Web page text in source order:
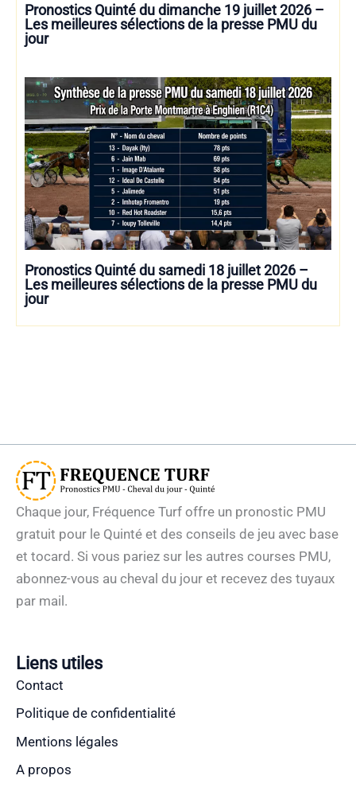
Pronostics Quinté du dimanche 19 juillet 2026 –
Les meilleures sélections de la presse PMU du
jour
Pronostics Quinté du samedi 18 juillet 2026 –
Les meilleures sélections de la presse PMU du
jour
Chaque jour, Fréquence Turf offre un pronostic PMU
gratuit pour le Quinté et des conseils de jeu avec base
et tocard. Si vous pariez sur les autres courses PMU,
abonnez-vous au cheval du jour et recevez des tuyaux
par mail.
Liens utiles
Contact
Politique de confidentialité
Mentions légales
A propos